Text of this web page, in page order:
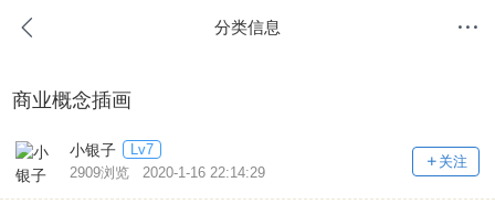
分类信息
商业概念插画
小银子
Lv7
2909浏览 2020-1-16 22:14:29
关注